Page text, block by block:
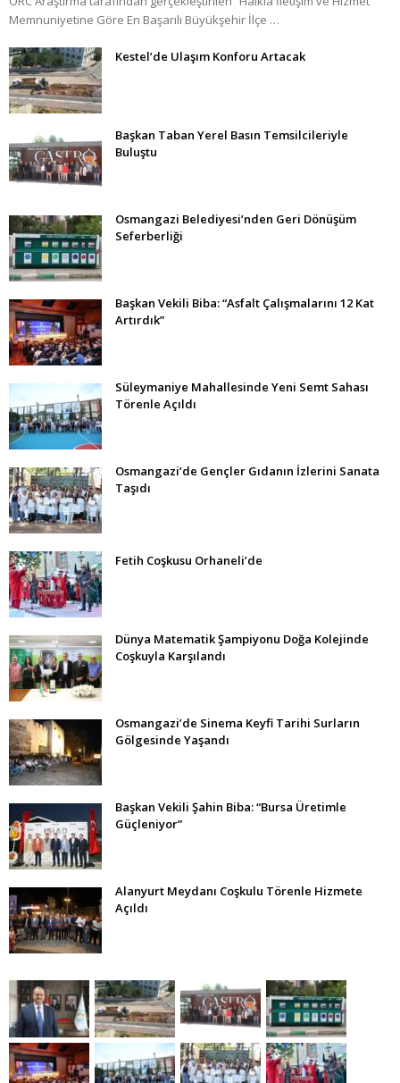
Memnuniyetine Göre En Başarılı Büyükşehir İlçe …
Kestel’de Ulaşım Konforu Artacak
Başkan Taban Yerel Basın Temsilcileriyle
Buluştu
Osmangazi Belediyesi’nden Geri Dönüşüm
Seferberliği
Başkan Vekili Biba: “Asfalt Çalışmalarını 12 Kat
Artırdık”
Süleymaniye Mahallesinde Yeni Semt Sahası
Törenle Açıldı
Osmangazi’de Gençler Gıdanın İzlerini Sanata
Taşıdı
Fetih Coşkusu Orhaneli’de
Dünya Matematik Şampiyonu Doğa Kolejinde
Coşkuyla Karşılandı
Osmangazi’de Sinema Keyfi Tarihi Surların
Gölgesinde Yaşandı
Başkan Vekili Şahin Biba: “Bursa Üretimle
Güçleniyor”
Alanyurt Meydanı Coşkulu Törenle Hizmete
Açıldı